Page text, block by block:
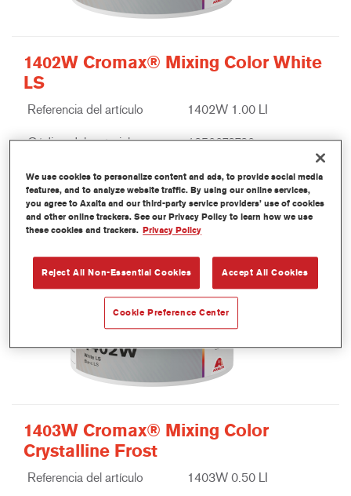
1402W Cromax® Mixing Color White
LS
Referencia del artículo 1402W 1.00 LI
Código del material 1250073720
Más información
1403W Cromax® Mixing Color
Crystalline Frost
Referencia del artículo 1403W 0.50 LI
We use cookies to personalize content and ads, to provide social media
features, and to analyze website traffic. By using our online services,
you agree to Axalta and our third-party service providers’ use of cookies
and other online trackers. See our Privacy Policy to learn how we use
these cookies and trackers. Privacy Policy
Reject All Non-Essential Cookies Accept All Cookies
Cookie Preference Center